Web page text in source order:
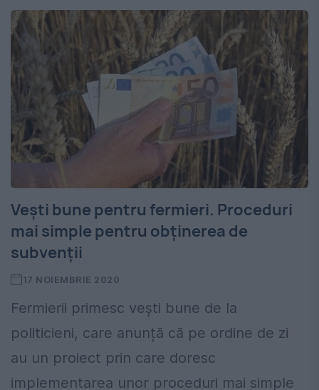
Vești bune pentru fermieri. Proceduri
mai simple pentru obținerea de
subvenții
17 NOIEMBRIE 2020
Fermierii primesc vești bune de la
politicieni, care anunță că pe ordine de zi
au un proiect prin care doresc
implementarea unor proceduri mai simple